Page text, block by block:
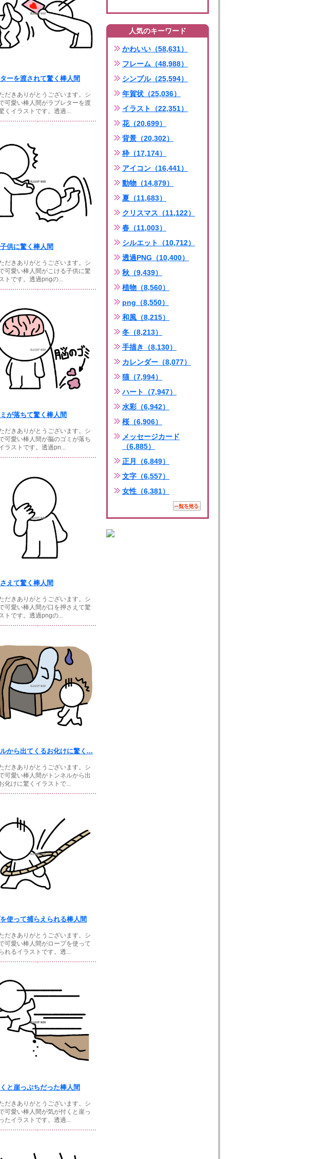
ーを渡されて驚く棒人間
だきありがとうございます。シ
可愛い棒人間がラブレターを渡
くイラストです。透過...
供に驚く棒人間
だきありがとうございます。シ
可愛い棒人間がこける子供に驚
トです。透過pngの...
が落ちて驚く棒人間
だきありがとうございます。シ
可愛い棒人間が脳のゴミが落ち
ラストです。透過pn...
えて驚く棒人間
だきありがとうございます。シ
可愛い棒人間が口を押さえて驚
トです。透過pngの...
ルから出てくるお化けに驚く...
だきありがとうございます。シ
可愛い棒人間がトンネルから出
化けに驚くイラストで...
使って捕らえられる棒人間
だきありがとうございます。シ
可愛い棒人間がロープを使って
れるイラストです。透...
と崖っぷちだった棒人間
だきありがとうございます。シ
可愛い棒人間が気が付くと崖っ
たイラストです。透過...
人気のキーワード
かわいい（58,631）
フレーム（48,988）
シンプル（25,594）
年賀状（25,036）
イラスト（22,351）
花（20,699）
背景（20,302）
枠（17,174）
アイコン（16,441）
動物（14,879）
夏（11,683）
クリスマス（11,122）
春（11,003）
シルエット（10,712）
透過PNG（10,400）
秋（9,439）
植物（8,560）
png（8,550）
和風（8,215）
冬（8,213）
手描き（8,130）
カレンダー（8,077）
猫（7,994）
ハート（7,947）
水彩（6,942）
桜（6,906）
メッセージカード
（6,885）
正月（6,849）
文字（6,557）
女性（6,381）